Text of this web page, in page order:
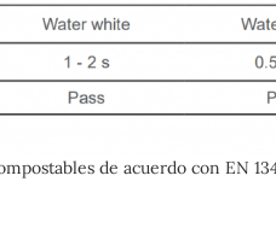
de acuerdo con EN